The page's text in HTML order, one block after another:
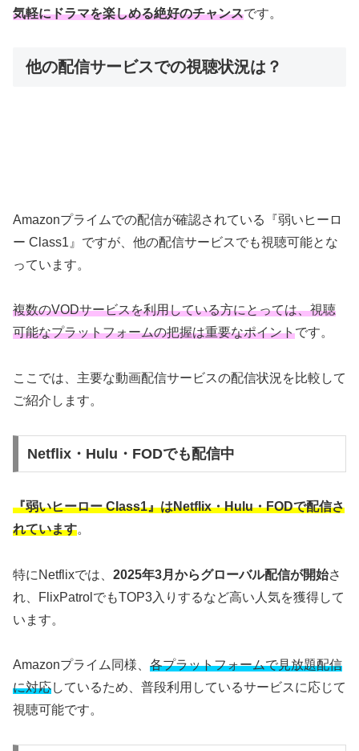
気軽にドラマを楽しめる絶好のチャンスです。
他の配信サービスでの視聴状況は？
Amazonプライムでの配信が確認されている『弱いヒーロ
ー Class1』ですが、他の配信サービスでも視聴可能とな
っています。
複数のVODサービスを利用している方にとっては、視聴
可能なプラットフォームの把握は重要なポイントです。
ここでは、主要な動画配信サービスの配信状況を比較して
ご紹介します。
Netflix・Hulu・FODでも配信中
『弱いヒーロー Class1』はNetflix・Hulu・FODで配信さ
れています。
特にNetflixでは、 2025年3月からグローバル配信が開始さ
れ、FlixPatrolでもTOP3入りするなど高い人気を獲得して
います。
Amazonプライム同様、 各プラットフォームで見放題配信
に対応しているため、普段利用しているサービスに応じて
視聴可能です。